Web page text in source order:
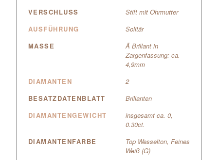
VERSCHLUSS
Stift mit Ohrmutter
AUSFÜHRUNG
Solitär
MASSE
Ã Brillant in
Zargenfassung: ca.
4,9mm
DIAMANTEN
2
BESATZDATENBLATT
Brillanten
DIAMANTENGEWICHT
insgesamt ca. 0,
0.30ct.
DIAMANTENFARBE
Top Wesselton, Feines
Weiß (G)